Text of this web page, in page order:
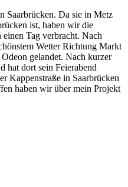
Saarbrücken. Da sie in Metz
ist, haben wir die
Tag verbracht. Nach
Wetter Richtung Markt
gelandet. Nach kurzer
hat dort sein Feierabend
Kappenstraße in Saarbrücken
haben wir über mein Projekt